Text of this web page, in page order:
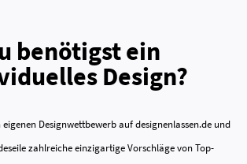
benötigst ein
Design?
Designwettbewerb auf designenlassen.de und
zahlreiche einzigartige Vorschläge von Top-